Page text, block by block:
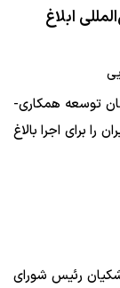
ابلاغ
رئیس شورای عالی انقلاب فرهنگی اساسنامه سازمان توسعه همکاری‌­
را برای اجرا بالاغ
رئیس شورای